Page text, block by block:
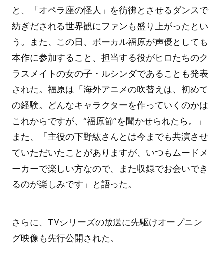
と、「オペラ座の怪人」を彷彿とさせるダンスで
紡ぎだされる世界観にファンも盛り上がったとい
う。また、この日、ボーカル福原が声優としても
本作に参加すること、担当する役がヒロたちのク
ラスメイトの女の子・ルシンダであることも発表
された。福原は「海外アニメの吹替えは、初めて
の経験。どんなキャラクターを作っていくのかは
これからですが、“福原節”を聞かせられたら。」
また、「主役の下野紘さんとは今までも共演させ
ていただいたことがありますが、いつもムードメ
ーカーで楽しい方なので、また収録でお会いでき
るのが楽しみです」と語った。
さらに、TVシリーズの放送に先駆けオープニン
グ映像も先行公開された。